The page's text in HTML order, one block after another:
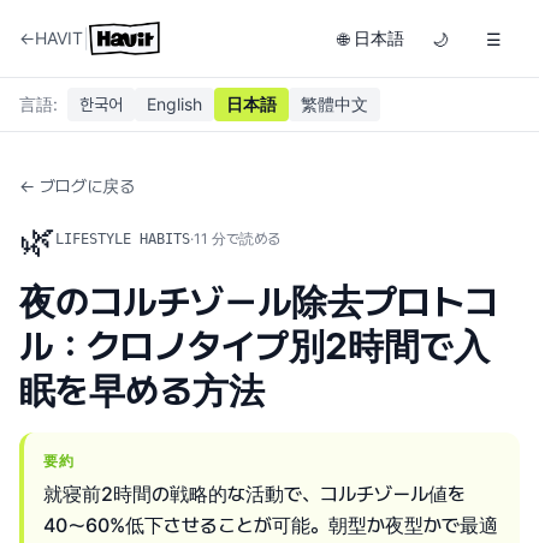
←HAVIT 🌐 日本語 🌙 ☰
言語: 한국어 English 日本語 繁體中文
← ブログに戻る
🌿 LIFESTYLE HABITS·11 分で読める
夜のコルチゾール除去プロトコ
ル：クロノタイプ別2時間で入
眠を早める方法
要約
就寝前2時間の戦略的な活動で、コルチゾール値を
40〜60%低下させることが可能。朝型か夜型かで最適